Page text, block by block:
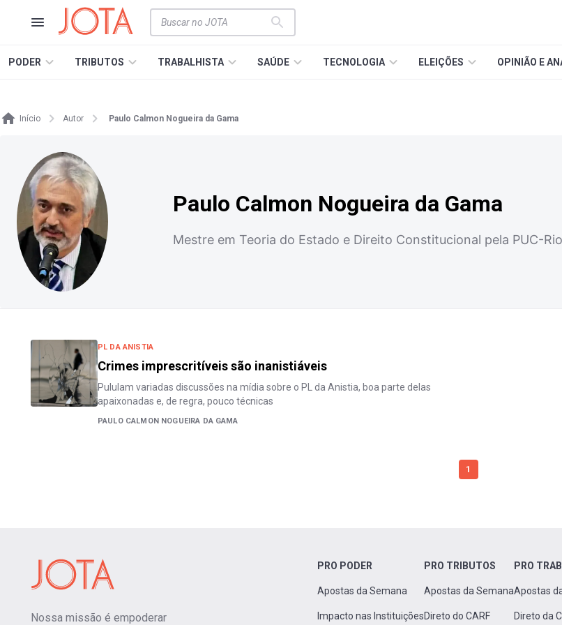
PODER TRIBUTOS TRABALHISTA SAÚDE TECNOLOGIA ELEIÇÕES OPINIÃO E
Início Autor Paulo Calmon Nogueira da Gama
Paulo Calmon Nogueira da Gama
Mestre em Teoria do Estado e Direito Constitucional pela PUC-
PL DA ANISTIA
Crimes imprescritíveis são inanistiáveis
Pululam variadas discussões na mídia sobre o PL da Anistia, boa parte delas
apaixonadas e, de regra, pouco técnicas
PAULO CALMON NOGUEIRA DA GAMA
1
Nossa missão é empoderar
PRO PODER
Apostas da Semana
Impacto nas Instituições
PRO TRIBUTOS
Apostas da Semana
Direto do CARF
PRO
Apostas
Direto da